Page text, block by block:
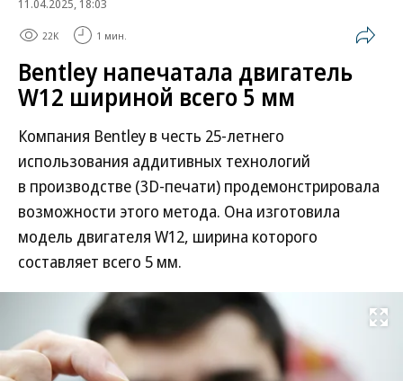
11.04.2025, 18:03
22K 1 мин.
Bentley напечатала двигатель
W12 шириной всего 5 мм
Компания Bentley в честь 25-летнего
использования аддитивных технологий
в производстве (3D-печати) продемонстрировала
возможности этого метода. Она изготовила
модель двигателя W12, ширина которого
составляет всего 5 мм.
Развернуть